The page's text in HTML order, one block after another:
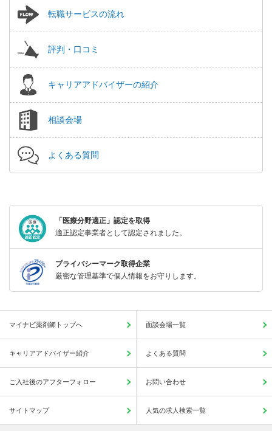
転職サービスの流れ
評判・口コミ
キャリアアドバイザーの紹介
相談会場
よくある質問
「医療分野適正」認定を取得
適正認定事業者として認定されました。
プライバシーマーク取得企業
厳密な管理基準で個人情報をお守りします。
マイナビ薬剤師トップへ 面談会場一覧
キャリアアドバイザー紹介 よくある質問
ご入社後のアフターフォロー お問い合わせ
サイトマップ 人気の求人検索一覧